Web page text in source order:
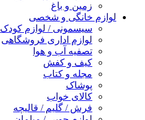
زمین و باغ
لوازم خانگی و شخصی
سیسمونی / لوازم کودک
لوازم اداری فروشگاهی
تصفیه آب و هوا
کیف و کفش
مجله و کتاب
پوشاک
کالای خواب
فرش / گلیم / قالیچه